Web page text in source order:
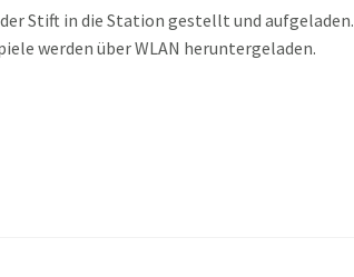
Stift in die Station gestellt und aufgeladen.
werden über WLAN heruntergeladen.